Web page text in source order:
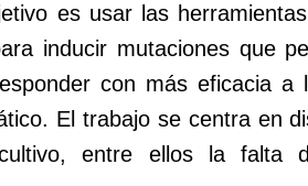
es usar las
inducir mutaciones que
con más eficacia a
El trabajo se centra en
entre ellos la falta